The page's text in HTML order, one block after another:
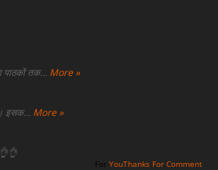
पाठकों तक… More »
इसक… More »
For YouThanks For Comment